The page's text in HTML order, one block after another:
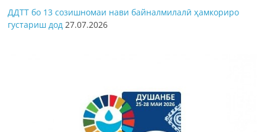
ДДТТ бо 13 созишномаи нави байналмилалӣ ҳамкориро
густариш дод 27.07.2026